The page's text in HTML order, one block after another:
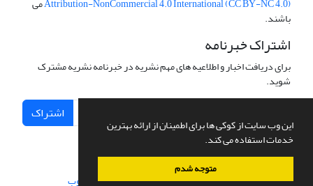
این وب سایت از کوکی ها برای اطمینان از ارائه بهترین
خدمات استفاده می کند.
متوجه شدم
باشند.
اشتراک خبرنامه
برای دریافت اخبار و اطلاعیه های مهم نشریه در خبرنامه نشریه مشترک
شوید.
اشتراک
سامانه مدیریت نشریات علمی.طراحی و پیاده سازی از سیناوب